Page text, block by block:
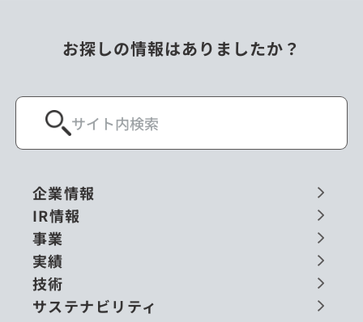
お探しの情報はありましたか？
企業情報
IR情報
事業
実績
技術
サステナビリティ